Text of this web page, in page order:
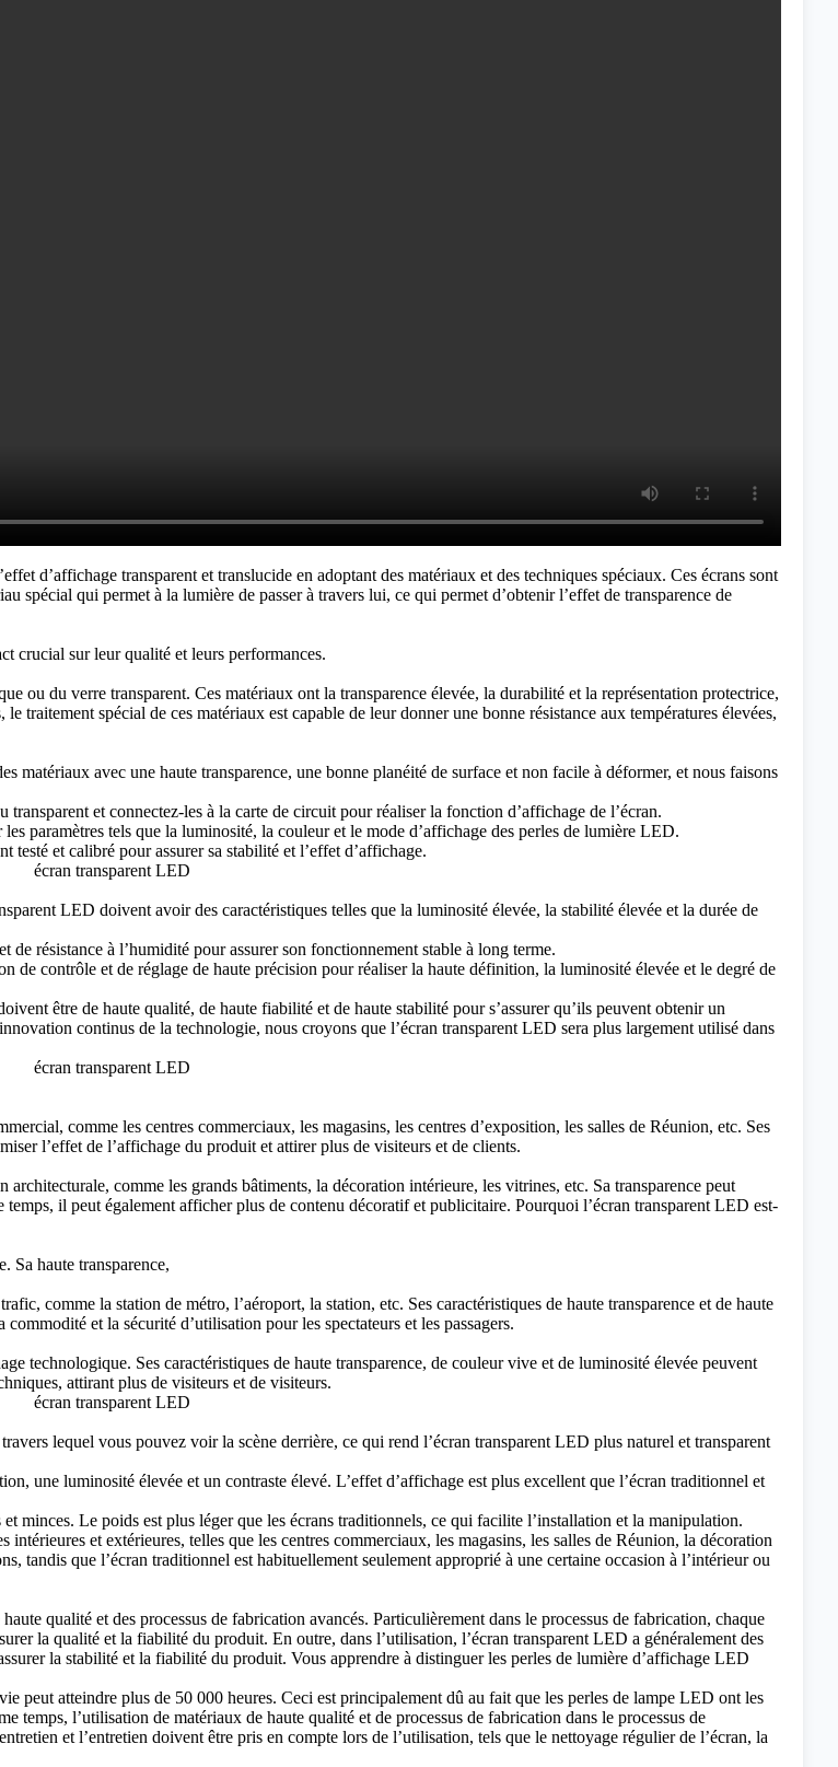
d’affichage transparent et translucide en adoptant des matériaux et des techniques spéciaux. Ces écrans sont
spécial qui permet à la lumière de passer à travers lui, ce qui permet d’obtenir l’effet de transparence de
crucial sur leur qualité et leurs performances.
ou du verre transparent. Ces matériaux ont la transparence élevée, la durabilité et la représentation protectrice,
traitement spécial de ces matériaux est capable de leur donner une bonne résistance aux températures élevées,
matériaux avec une haute transparence, une bonne planéité de surface et non facile à déformer, et nous faisons
et connectez-les à la carte de circuit pour réaliser la fonction d’affichage de l’écran.
paramètres tels que la luminosité, la couleur et le mode d’affichage des perles de lumière LED.
testé et calibré pour assurer sa stabilité et l’effet d’affichage.
LED doivent avoir des caractéristiques telles que la luminosité élevée, la stabilité élevée et la durée de
résistance à l’humidité pour assurer son fonctionnement stable à long terme.
contrôle et de réglage de haute précision pour réaliser la haute définition, la luminosité élevée et le degré de
être de haute qualité, de haute fiabilité et de haute stabilité pour s’assurer qu’ils peuvent obtenir un
continus de la technologie, nous croyons que l’écran transparent LED sera plus largement utilisé dans
comme les centres commerciaux, les magasins, les centres d’exposition, les salles de Réunion, etc. Ses
l’effet de l’affichage du produit et attirer plus de visiteurs et de clients.
comme les grands bâtiments, la décoration intérieure, les vitrines, etc. Sa transparence peut
il peut également afficher plus de contenu décoratif et publicitaire. Pourquoi l’écran transparent LED est-
Sa haute transparence,
comme la station de métro, l’aéroport, la station, etc. Ses caractéristiques de haute transparence et de haute
et la sécurité d’utilisation pour les spectateurs et les passagers.
technologique. Ses caractéristiques de haute transparence, de couleur vive et de luminosité élevée peuvent
attirant plus de visiteurs et de visiteurs.
lequel vous pouvez voir la scène derrière, ce qui rend l’écran transparent LED plus naturel et transparent
une luminosité élevée et un contraste élevé. L’effet d’affichage est plus excellent que l’écran traditionnel et
minces. Le poids est plus léger que les écrans traditionnels, ce qui facilite l’installation et la manipulation.
et extérieures, telles que les centres commerciaux, les magasins, les salles de Réunion, la décoration
tandis que l’écran traditionnel est habituellement seulement approprié à une certaine occasion à l’intérieur ou
qualité et des processus de fabrication avancés. Particulièrement dans le processus de fabrication, chaque
la qualité et la fiabilité du produit. En outre, dans l’utilisation, l’écran transparent LED a généralement des
la stabilité et la fiabilité du produit. Vous apprendre à distinguer les perles de lumière d’affichage LED
peut atteindre plus de 50 000 heures. Ceci est principalement dû au fait que les perles de lampe LED ont les
temps, l’utilisation de matériaux de haute qualité et de processus de fabrication dans le processus de
et l’entretien doivent être pris en compte lors de l’utilisation, tels que le nettoyage régulier de l’écran, la